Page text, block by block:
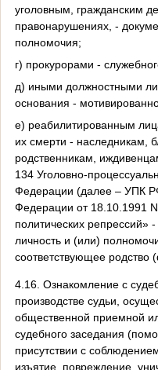
уголовным, гражданским
правонарушениях, -
полномочия;
г) прокурорами -
д) иными должностными
основания -
е) реабилитированным
их смерти - наследникам,
родственникам,
134 Уголовно-
Федерации (далее – УПК
Федерации от 18.10.1991
политических репрессий»
личность и (или)
соответствующее родство
4.16. Ознакомление с
производстве судьи,
общественной приемной
судебного заседания
присутствии с
изъятие, повреждение,